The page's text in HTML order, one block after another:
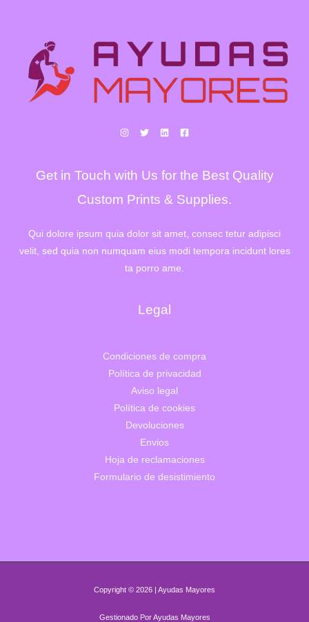
Get in Touch with Us for the Best Quality
Custom Prints & Supplies.
Qui dolore ipsum quia dolor sit amet, consec tetur adipisci
velit, sed quia non numquam eius modi tempora incidunt lores
ta porro ame.
Legal
Condiciones de compra
Política de privacidad
Aviso legal
Política de cookies
Devoluciones
Envios
Hoja de reclamaciones
Formulario de desistimiento
Copyright © 2026 | Ayudas Mayores
Gestionado Por Ayudas Mayores